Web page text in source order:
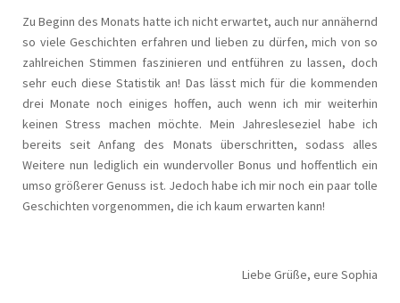
Zu Beginn des Monats hatte ich nicht erwartet, auch nur annähernd
so viele Geschichten erfahren und lieben zu dürfen, mich von so
zahlreichen Stimmen faszinieren und entführen zu lassen, doch
sehr euch diese Statistik an! Das lässt mich für die kommenden
drei Monate noch einiges hoffen, auch wenn ich mir weiterhin
keinen Stress machen möchte. Mein Jahresleseziel habe ich
bereits seit Anfang des Monats überschritten, sodass alles
Weitere nun lediglich ein wundervoller Bonus und hoffentlich ein
umso größerer Genuss ist. Jedoch habe ich mir noch ein paar tolle
Geschichten vorgenommen, die ich kaum erwarten kann!
Liebe Grüße, eure Sophia